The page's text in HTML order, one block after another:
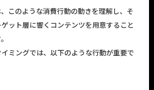
このような消費行動の動きを理解し、そ
ット層に響くコンテンツを用意すること
イミングでは、以下のような行動が重要で